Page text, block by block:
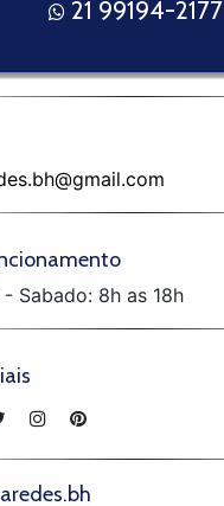
21 99194-2177
- Sabado: 8h as 18h